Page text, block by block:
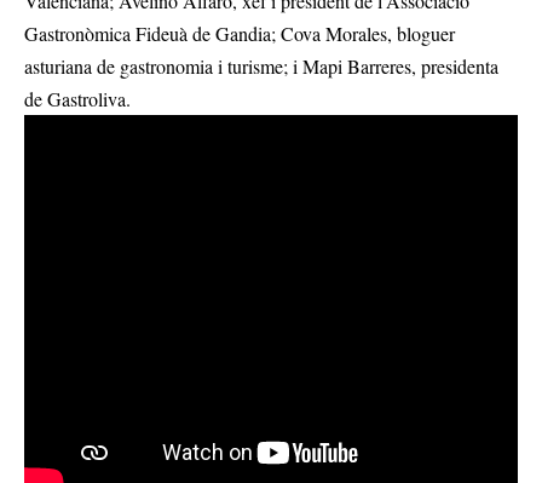
Gastronòmica Fideuà de Gandia; Cova Morales, bloguer
asturiana de gastronomia i turisme; i Mapi Barreres, presidenta
de Gastroliva.